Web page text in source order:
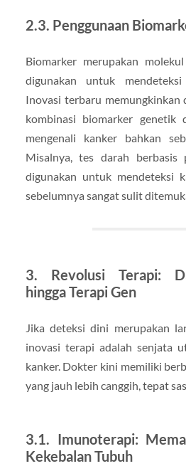
2.3. Penggunaan
Biomarker merupakan
digunakan untuk mendeteksi
Inovasi terbaru memungkinkan
kombinasi biomarker genetik
mengenali kanker bahkan
Misalnya, tes darah
digunakan untuk mendeteksi
sebelumnya sangat sulit
3. Revolusi Terapi:
hingga Terapi Gen
Jika deteksi dini merupakan
inovasi terapi adalah senjata
kanker. Dokter kini memiliki
yang jauh lebih canggih, tepat
3.1. Imunoterapi:
Kekebalan Tubuh